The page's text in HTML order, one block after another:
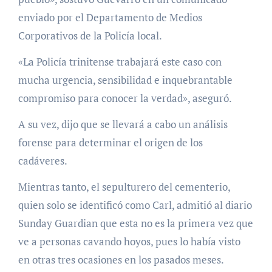
enviado por el Departamento de Medios
Corporativos de la Policía local.
«La Policía trinitense trabajará este caso con
mucha urgencia, sensibilidad e inquebrantable
compromiso para conocer la verdad», aseguró.
A su vez, dijo que se llevará a cabo un análisis
forense para determinar el origen de los
cadáveres.
Mientras tanto, el sepulturero del cementerio,
quien solo se identificó como Carl, admitió al diario
Sunday Guardian que esta no es la primera vez que
ve a personas cavando hoyos, pues lo había visto
en otras tres ocasiones en los pasados meses.